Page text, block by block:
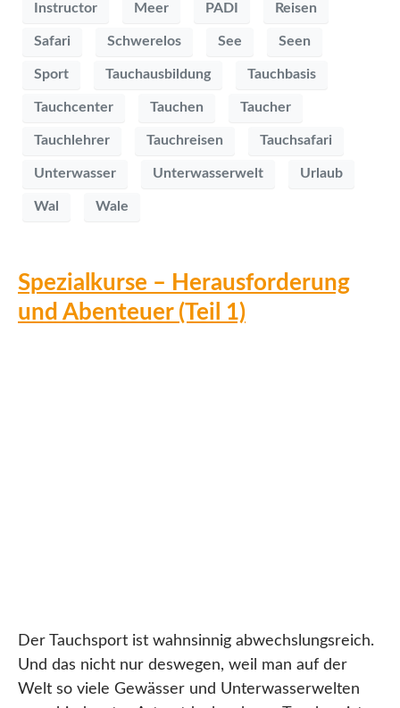
Instructor Meer PADI Reisen
Safari Schwerelos See Seen
Sport Tauchausbildung Tauchbasis
Tauchcenter Tauchen Taucher
Tauchlehrer Tauchreisen Tauchsafari
Unterwasser Unterwasserwelt Urlaub
Wal Wale
Spezialkurse – Herausforderung
und Abenteuer (Teil 1)
Der Tauchsport ist wahnsinnig abwechslungsreich.
Und das nicht nur deswegen, weil man auf der
Welt so viele Gewässer und Unterwasserwelten